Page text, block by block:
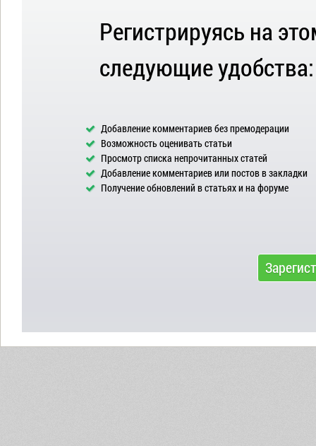
Регистрируясь на
следующие удобства:
Добавление комментариев без премодерации
Возможность оценивать статьи
Просмотр списка непрочитанных статей
Добавление комментариев или постов в закладки
Получение обновлений в статьях и на форуме